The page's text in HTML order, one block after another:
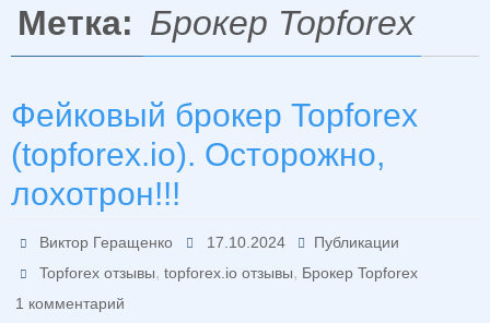
Метка: Брокер Topforex
Фейковый брокер Topforex
(topforex.io). Осторожно,
лохотрон!!!
Виктор Геращенко 17.10.2024
Публикации
Topforex отзывы,topforex.io отзывы, Брокер Topforex
1 комментарий